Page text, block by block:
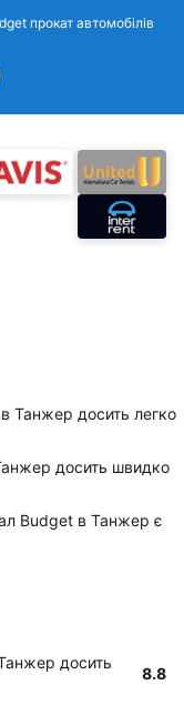
прокат автомобілів
Танжер досить легко
досить швидко
Budget в Танжер є
досить
8.8